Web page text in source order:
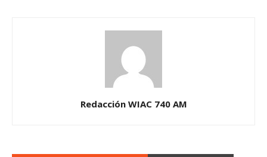
Redacción WIAC 740 AM